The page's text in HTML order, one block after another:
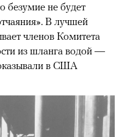
безумие не будет
В лучшей
членов Комитета
из шланга водой —
в США